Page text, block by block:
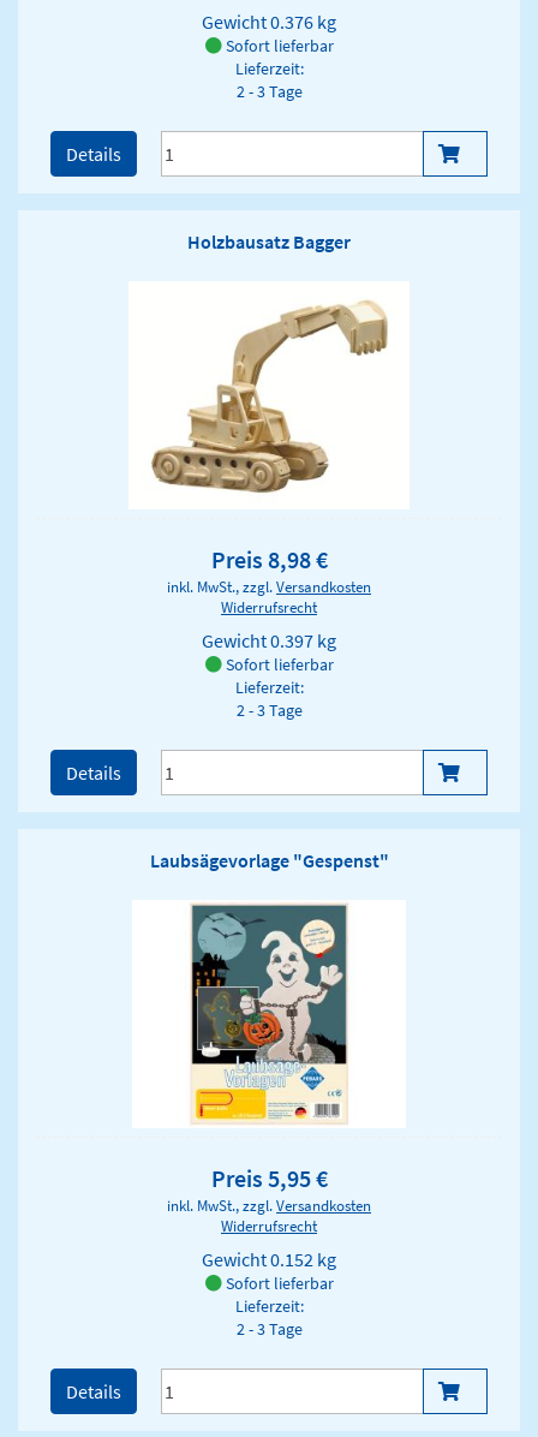
Gewicht0.376 kg
Sofort lieferbar
Lieferzeit:
2 - 3 Tage
Details
Holzbausatz Bagger
Preis 8,98 €
inkl. MwSt., zzgl.Versandkosten
Widerrufsrecht
Gewicht0.397 kg
Sofort lieferbar
Lieferzeit:
2 - 3 Tage
Details
Laubsägevorlage "Gespenst"
Preis 5,95 €
inkl. MwSt., zzgl.Versandkosten
Widerrufsrecht
Gewicht0.152 kg
Sofort lieferbar
Lieferzeit:
2 - 3 Tage
Details